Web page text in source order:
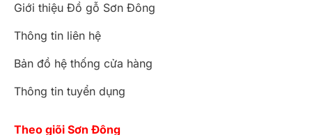
châu Âu thường mang phong cách cổ điển, tân
cổ điển với những đường nét uốn lượn mềm mại,
họa tiết hoa văn được chạm khắc cầu kỳ, tinh
xảo.
Giới thiệu Đồ gỗ Sơn Đông
Thông tin liên hệ
Bản đồ hệ thống cửa hàng
Thông tin tuyển dụng
Theo giõi Sơn Đông